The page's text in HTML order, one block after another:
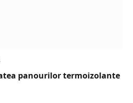
panourilor termoizolante